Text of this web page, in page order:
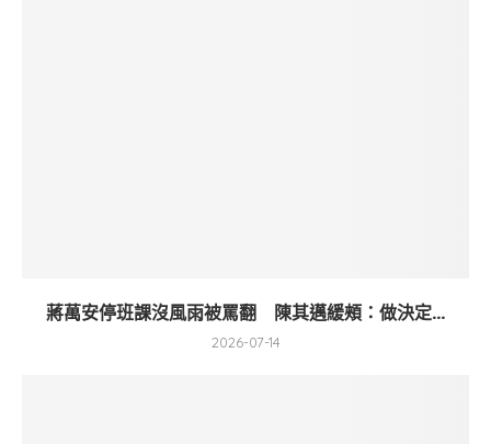
蔣萬安停班課沒風雨被罵翻 陳其邁緩頰：做決定...
2026-07-14